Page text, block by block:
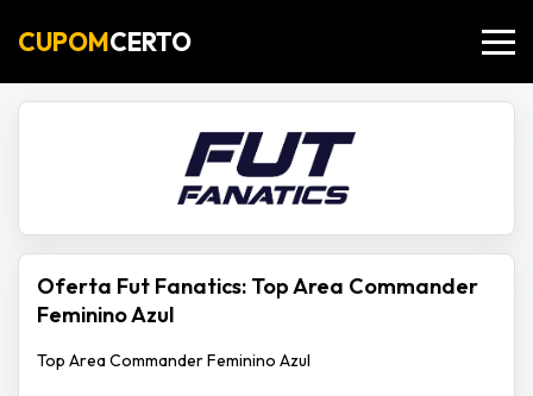
CUPOMCERTO
Oferta Fut Fanatics: Top Area Commander
Feminino Azul
Top Area Commander Feminino Azul